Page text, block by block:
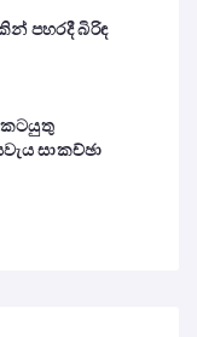
පහරදී බිරිඳ
සාකච්ඡා